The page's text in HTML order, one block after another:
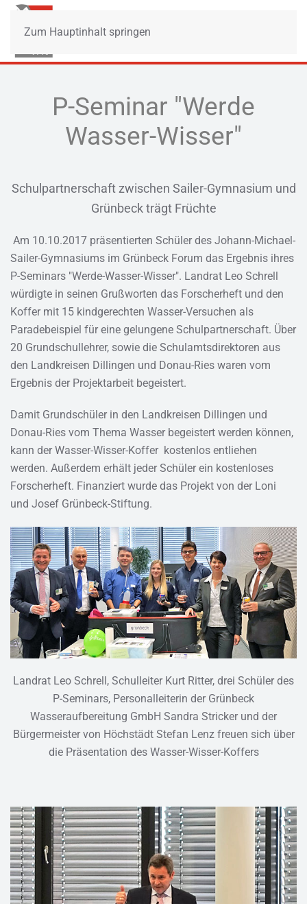
Zum Hauptinhalt springen
P-Seminar "Werde
Wasser-Wisser"
Schulpartnerschaft zwischen Sailer-Gymnasium und
Grünbeck trägt Früchte
Am 10.10.2017 präsentierten Schüler des Johann-Michael-
Sailer-Gymnasiums im Grünbeck Forum das Ergebnis ihres
P-Seminars "Werde-Wasser-Wisser". Landrat Leo Schrell
würdigte in seinen Grußworten das Forscherheft und den
Koffer mit 15 kindgerechten Wasser-Versuchen als
Paradebeispiel für eine gelungene Schulpartnerschaft. Über
20 Grundschullehrer, sowie die Schulamtsdirektoren aus
den Landkreisen Dillingen und Donau-Ries waren vom
Ergebnis der Projektarbeit begeistert.
Damit Grundschüler in den Landkreisen Dillingen und
Donau-Ries vom Thema Wasser begeistert werden können,
kann der Wasser-Wisser-Koffer kostenlos entliehen
werden. Außerdem erhält jeder Schüler ein kostenloses
Forscherheft. Finanziert wurde das Projekt von der Loni
und Josef Grünbeck-Stiftung.
Landrat Leo Schrell, Schulleiter Kurt Ritter, drei Schüler des
P-Seminars, Personalleiterin der Grünbeck
Wasseraufbereitung GmbH Sandra Stricker und der
Bürgermeister von Höchstädt Stefan Lenz freuen sich über
die Präsentation des Wasser-Wisser-Koffers